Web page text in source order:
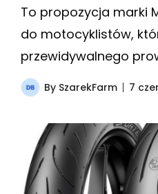
To propozycja marki
do motocyklistów,
przewidywalnego
By SzarekFarm 7